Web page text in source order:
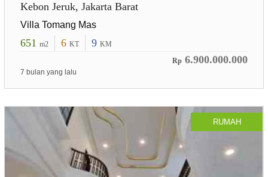
Kebon Jeruk, Jakarta Barat
Villa Tomang Mas
651 m2 6 KT 9 KM
Rp 6.900.000.000
7 bulan yang lalu
RUMAH